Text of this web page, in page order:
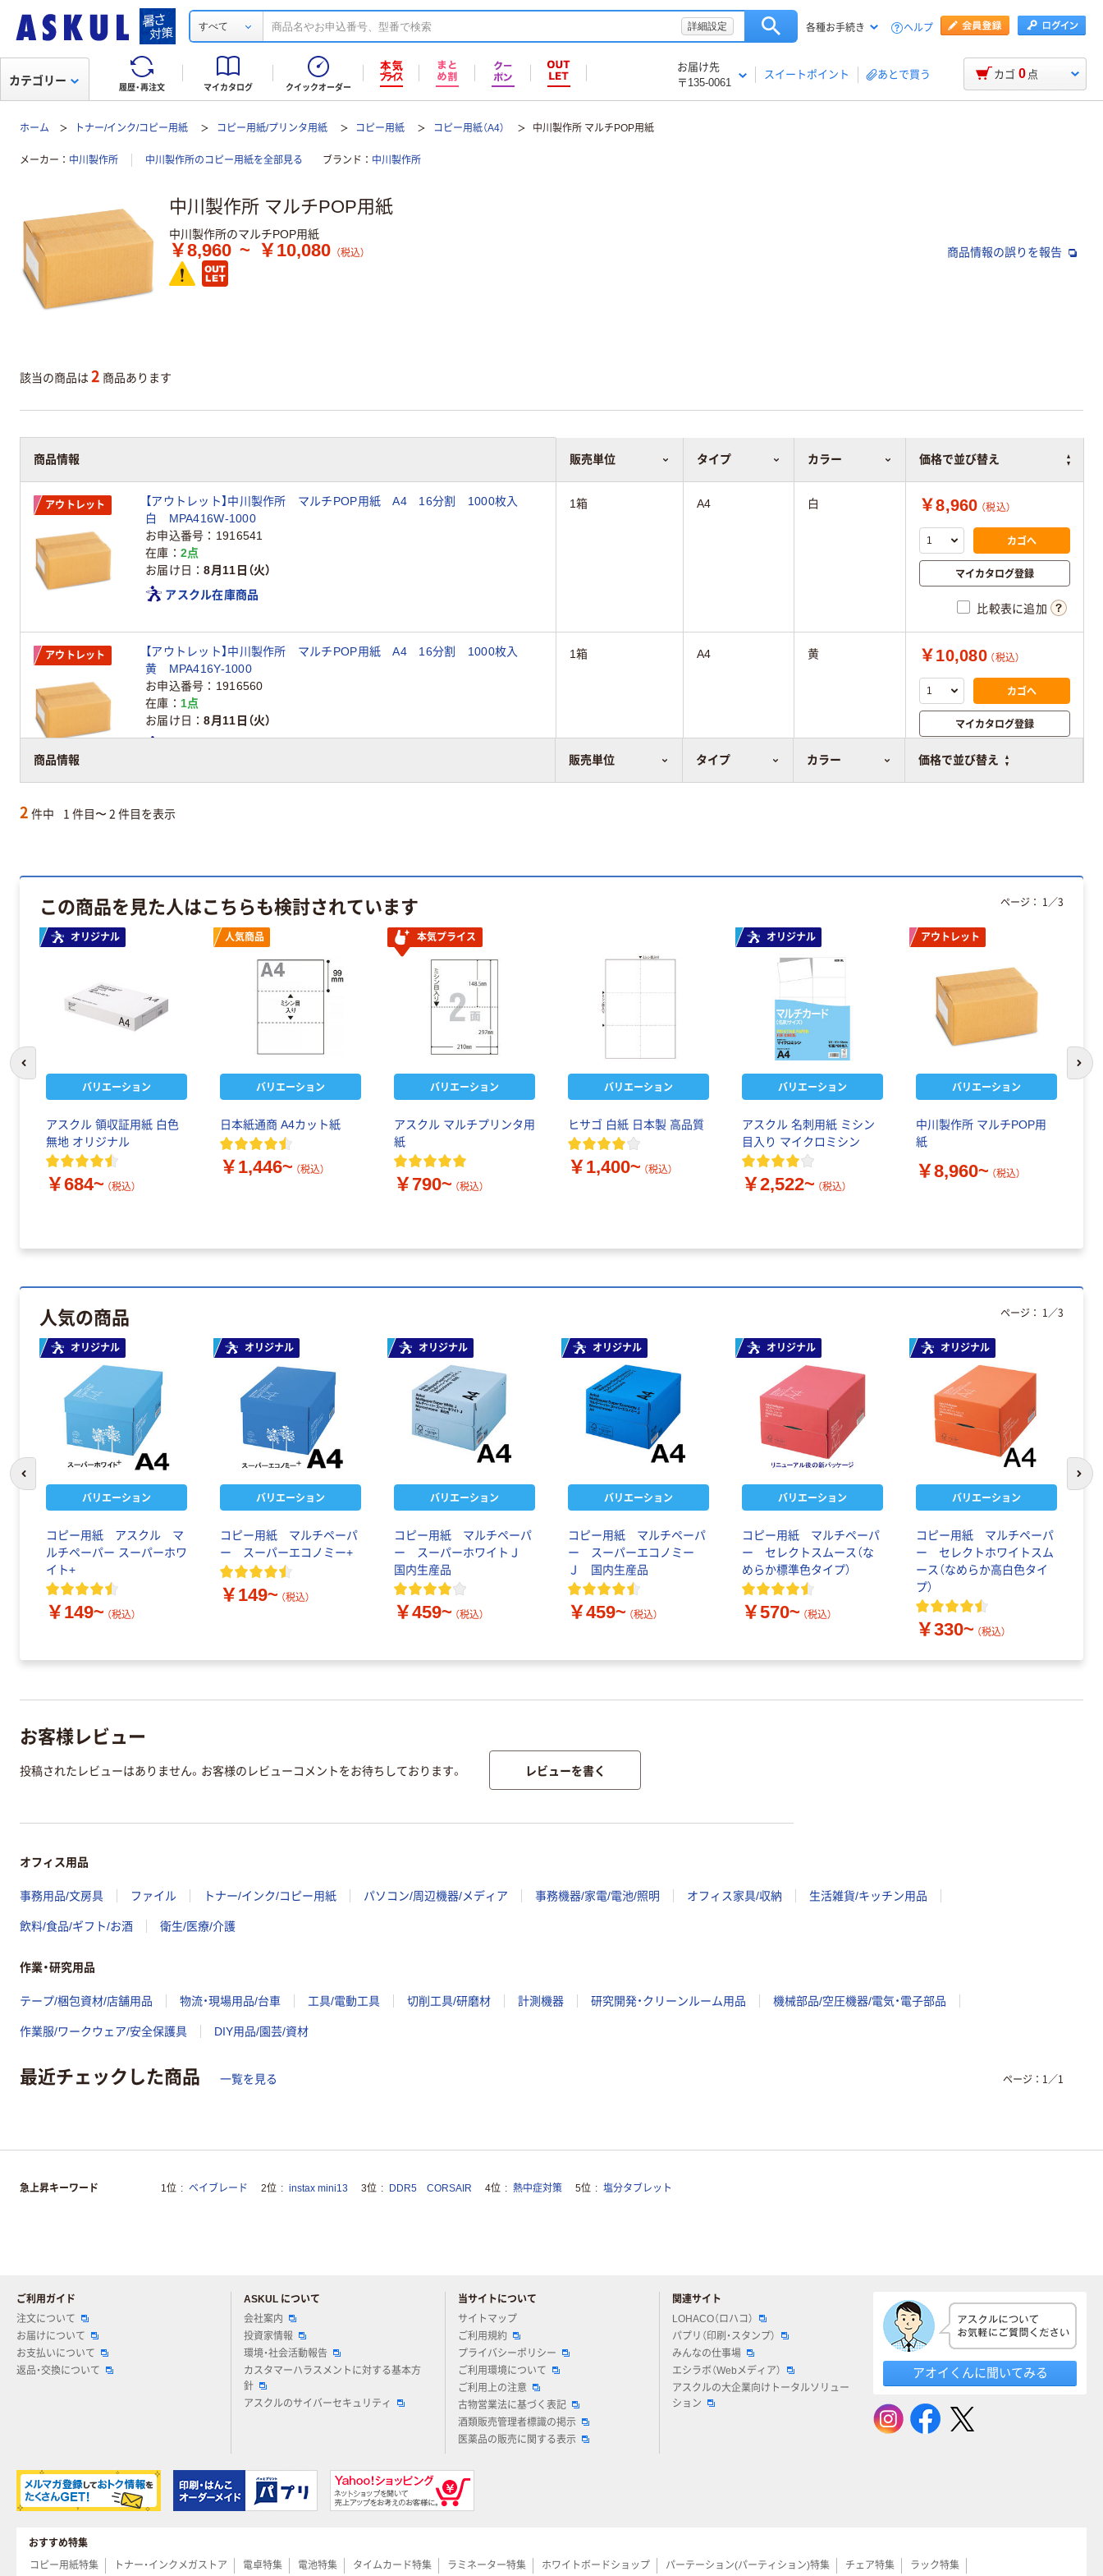
すべて 詳細設定 各種お手続き ヘルプ
履歴・再注文 マイカタログ クイックオーダー
お届け先
〒135-0061
スイートポイント あとで買う
カテゴリー カゴ 0 点
ホーム トナー/インク/コピー用紙 コピー用紙/プリンタ用紙 コピー用紙 コピー用紙（A4） 中川製作所 マルチPOP用紙
メーカー 中川製作所 中川製作所のコピー用紙を全部見る ブランド 中川製作所
中川製作所 マルチPOP用紙
中川製作所のマルチPOP用紙
￥8,960 ~ ￥10,080 （税込） 商品情報の誤りを報告
該当の商品は 2 商品あります
商品情報 販売単位 タイプ カラー 価格で並び替え
商品情報 販売単位 タイプ カラー 価格で並び替え
アウトレット
【アウトレット】中川製作所 マルチPOP用紙 A4 16分割 1000枚入
白 MPA416W-1000
お申込番号
1916541
在庫
2点
お届け日
8月11日（火）
アスクル在庫商品
1箱 A4 白 ￥8,960 （税込）
カゴへ
マイカタログ登録
比較表に追加
アウトレット
【アウトレット】中川製作所 マルチPOP用紙 A4 16分割 1000枚入
黄 MPA416Y-1000
お申込番号
1916560
在庫
1点
お届け日
8月11日（火）
1箱 A4 黄 ￥10,080 （税込）
カゴへ
マイカタログ登録
比較表に追加
2 件中 1 件目〜 2 件目を表示
この商品を見た人はこちらも検討されています
オリジナル
バリエーション
アスクル 領収証用紙 白色
無地 オリジナル
￥684~ （税込）
人気商品
バリエーション
日本紙通商 A4カット紙
￥1,446~ （税込）
本気プライス
バリエーション
アスクル マルチプリンタ用
紙
￥790~ （税込）
バリエーション
ヒサゴ 白紙 日本製 高品質
￥1,400~ （税込）
オリジナル
バリエーション
アスクル 名刺用紙 ミシン
目入り マイクロミシン
￥2,522~ （税込）
アウトレット
バリエーション
中川製作所 マルチPOP用
紙
￥8,960~ （税込）
ページ： 1 ／3
前のスライドへ 次
人気の商品
オリジナル
バリエーション
コピー用紙 アスクル マ
ルチペーパー スーパーホワ
イト+
￥149~ （税込）
オリジナル
バリエーション
コピー用紙 マルチペーパ
ー スーパーエコノミー+
￥149~ （税込）
オリジナル
バリエーション
コピー用紙 マルチペーパ
ー スーパーホワイトＪ
国内生産品
￥459~ （税込）
オリジナル
バリエーション
コピー用紙 マルチペーパ
ー スーパーエコノミー
Ｊ 国内生産品
￥459~ （税込）
オリジナル
バリエーション
コピー用紙 マルチペーパ
ー セレクトスムース（な
めらか標準色タイプ）
￥570~ （税込）
オリジナル
バリエーション
コピー用紙 マルチペーパ
ー セレクトホワイトスム
ース（なめらか高白色タイ
プ）
￥330~ （税込）
ページ： 1 ／3
前のスライドへ 次
お客様レビュー
投稿されたレビューはありません。お客様のレビューコメントをお待ちしております。 レビューを書く
オフィス用品
事務用品/文房具 ファイル トナー/インク/コピー用紙 パソコン/周辺機器/メディア 事務機器/家電/電池/照明 オフィス家具/収納 生活雑貨/キッチン用品
飲料/食品/ギフト/お酒 衛生/医療/介護
作業・研究用品
テープ/梱包資材/店舗用品 物流・現場用品/台車 工具/電動工具 切削工具/研磨材 計測機器 研究開発・クリーンルーム用品 機械部品/空圧機器/電気・電子部品
作業服/ワークウェア/安全保護具 DIY用品/園芸/資材
最近チェックした商品 一覧を見る ページ： 1 ／1
急上昇キーワード 1位 ベイブレード 2位 instax mini13 3位 DDR5 CORSAIR 4位 熱中症対策 5位 塩分タブレット
ご利用ガイド
注文について
お届けについて
お支払いについて
返品・交換について
ASKUL について
会社案内
投資家情報
環境・社会活動報告
カスタマーハラスメントに対する基本方
針
アスクルのサイバーセキュリティ
当サイトについて
サイトマップ
ご利用規約
プライバシーポリシー
ご利用環境について
ご利用上の注意
古物営業法に基づく表記
酒類販売管理者標識の掲示
医薬品の販売に関する表示
関連サイト
LOHACO（ロハコ）
パプリ（印刷・スタンプ）
みんなの仕事場
エシラボ（Webメディア）
アスクルの大企業向けトータルソリュー
ション
アオイくんに聞いてみる
おすすめ特集
コピー用紙特集
トナー・インクメガストア 電卓特集 電池特集 タイムカード特集 ラミネーター特集 ホワイトボードショップ パーテーション(パーティション)特集 チェア特集 ラック特集